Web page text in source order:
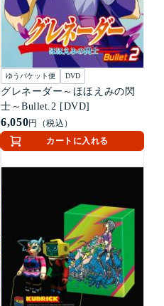
ゆうパケット便 DVD
グレネーダー～ほほえみの閃
士～Bullet.2 [DVD]
6,050円（税込）
カートに入れる